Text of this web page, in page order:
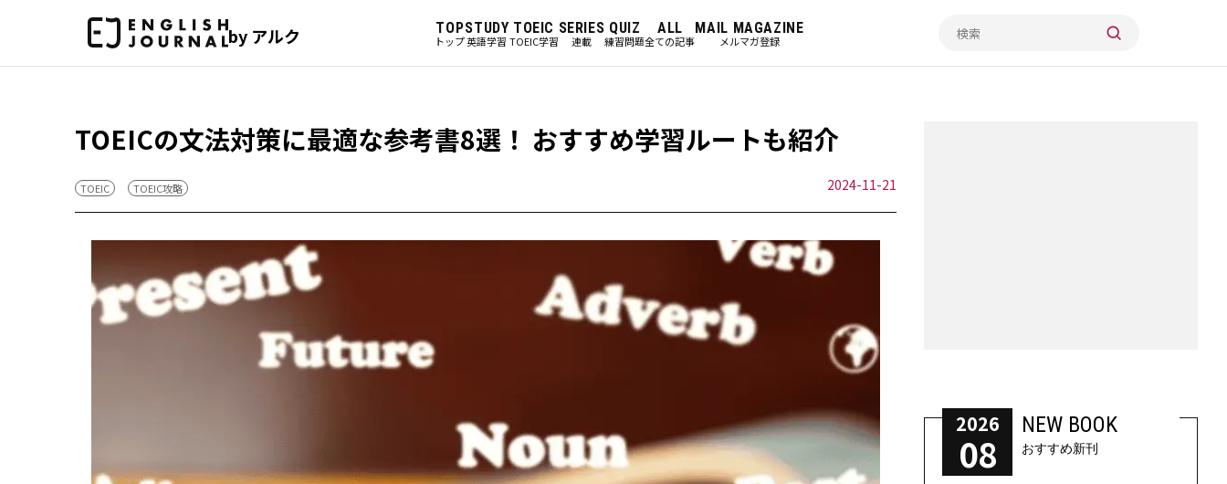
by アルク TOP
トップ
STUDY
英語学習
TOEIC
TOEIC学習
SERIES
連載
QUIZ
練習問題
ALL
全ての記事
MAIL MAGAZINE
メルマガ登録
TOEICの文法対策に最適な参考書8選！ おすすめ学習ルートも紹介
TOEIC TOEIC攻略 2024-11-21
2026
08
NEW BOOK
おすすめ新刊